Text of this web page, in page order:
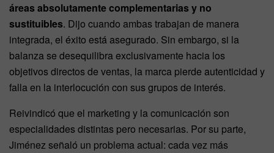
áreas absolutamente complementarias y no
sustituibles. Dijo cuando ambas trabajan de manera
integrada, el éxito está asegurado. Sin embargo, si la
balanza se desequilibra exclusivamente hacia los
objetivos directos de ventas, la marca pierde autenticidad y
falla en la interlocución con sus grupos de interés.
Reivindicó que el marketing y la comunicación son
especialidades distintas pero necesarias. Por su parte,
Jiménez señaló un problema actual: cada vez más